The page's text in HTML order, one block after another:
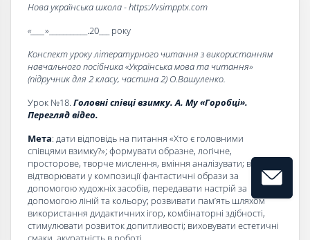
Нова українська школа - https://vsimpptx.com
«____ »___________.20___ року
Конспект уроку літературного читання з використанням
навчального посібника «Українська мова та читання»
(підручник для 2 класу, частина 2) О.Вашуленко.
Урок №18. Головні співці взимку. А. Му «Горобці».
Перегляд відео.
Мета: дати відповідь на питання «Хто є головними
співцями взимку?»; формувати образне, логічне,
просторове, творче мислення, вміння аналізувати; вчити
відтворювати у композиції фантастичні образи за
допомогою художніх засобів, передавати настрій за
допомогою ліній та кольору; розвивати пам’ять шляхом
використання дидактичних ігор, комбінаторні здібності,
стимулювати розвиток допитливості; виховувати естетичні